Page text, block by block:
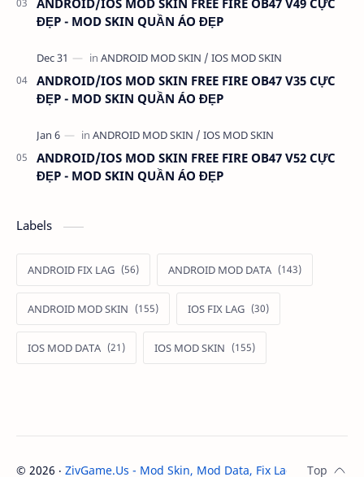
ANDROID/IOS MOD SKIN FREE FIRE OB47 V49 CỰC
ĐẸP - MOD SKIN QUẦN ÁO ĐẸP
ANDROID/IOS MOD SKIN FREE FIRE OB47 V35 CỰC
ĐẸP - MOD SKIN QUẦN ÁO ĐẸP
ANDROID/IOS MOD SKIN FREE FIRE OB47 V52 CỰC
ĐẸP - MOD SKIN QUẦN ÁO ĐẸP
Labels
ANDROID FIX LAG ANDROID MOD DATA
ANDROID MOD SKIN IOS FIX LAG
IOS MOD DATA IOS MOD SKIN
© 2026 ‧ ZivGame.Us - Mod Skin, Mod Data, Fix Lag Android